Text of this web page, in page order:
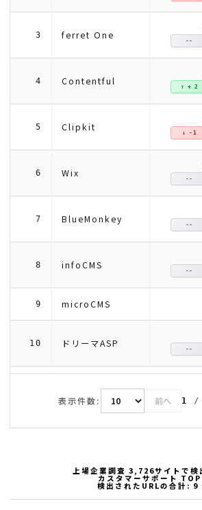
3 ferret One --
4 Contentful ↑ + 2
5 Clipkit ↓ -1
6 Wix --
7 BlueMonkey --
8 infoCMS --
9 microCMS
10 ドリーマASP --
表示件数: 前へ 1 /
上場企業調査 3,726サイトで検
カスタマーサポート
検出されたURLの合計: 9